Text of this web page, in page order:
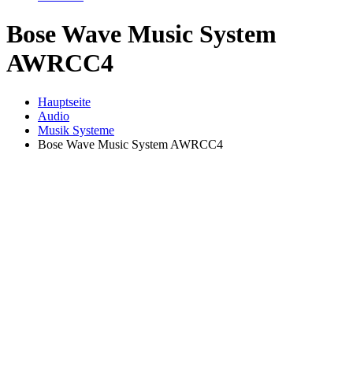
Bose Wave Music System
AWRCC4
Hauptseite
Audio
Musik Systeme
Bose Wave Music System AWRCC4